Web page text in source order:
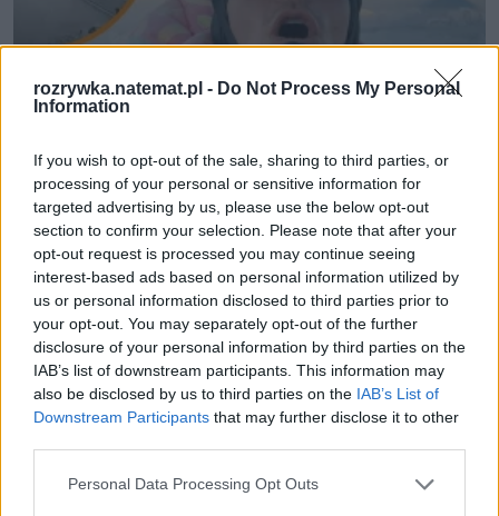
rozrywka.natemat.pl - Do Not Process My Personal
Information
If you wish to opt-out of the sale, sharing to third parties, or
processing of your personal or sensitive information for
targeted advertising by us, please use the below opt-out
section to confirm your selection. Please note that after your
opt-out request is processed you may continue seeing
interest-based ads based on personal information utilized by
us or personal information disclosed to third parties prior to
your opt-out. You may separately opt-out of the further
disclosure of your personal information by third parties on the
IAB’s list of downstream participants. This information may
also be disclosed by us to third parties on the IAB’s List of
Downstream Participants that may further disclose it to other
Personal Data Processing Opt Outs
Filmy i seriale
Film Pateckiego z wyprawy na Mount
Everest to arcydzieło YouTube.
Kłaniam się w pas i nie dowierzam
Nie przegap żadnej ważnej wiadomości i
Więcej: